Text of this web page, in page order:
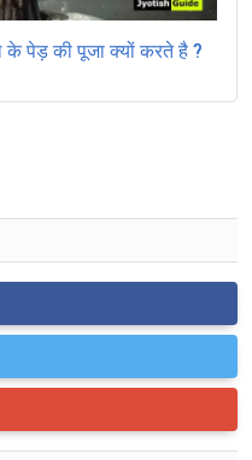
के पेड़ की पूजा क्यों करते है ?